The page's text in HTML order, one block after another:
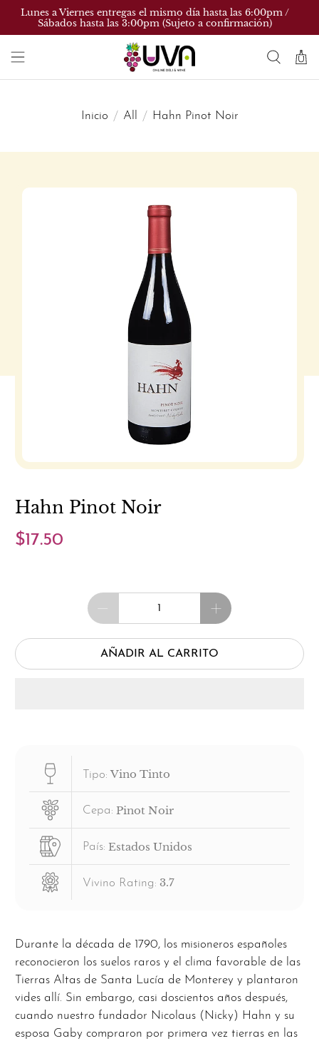
Lunes a Viernes entregas el mismo día hasta las 6:00pm /
Sábados hasta las 3:00pm (Sujeto a confirmación)
Inicio All Hahn Pinot Noir
Hahn Pinot Noir
$17.50
Cantidad
AÑADIR AL CARRITO
Tipo: Vino Tinto
Cepa: Pinot Noir
País: Estados Unidos
Vivino Rating: 3.7
Durante la década de 1790, los misioneros españoles
reconocieron los suelos raros y el clima favorable de las
Tierras Altas de Santa Lucía de Monterey y plantaron
vides allí. Sin embargo, casi doscientos años después,
cuando nuestro fundador Nicolaus (Nicky) Hahn y su
esposa Gaby compraron por primera vez tierras en las